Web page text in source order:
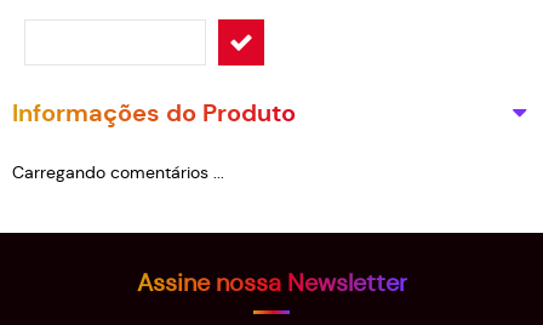
Informações do Produto
Carregando comentários ...
Assine nossa Newsletter